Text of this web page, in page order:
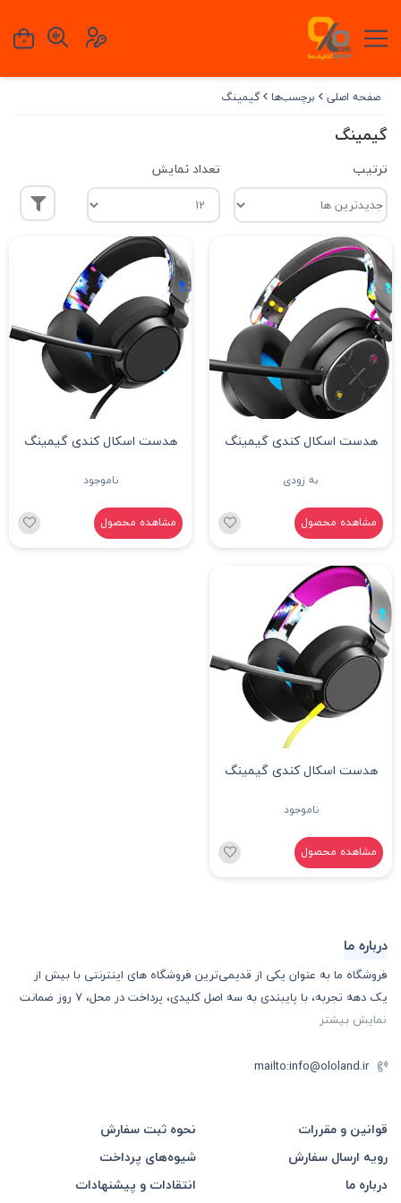
صفحه اصلی برچسب‌ها گیمینگ
گیمینگ
ترتیب تعداد نمایش
هدست اسکال کندی گیمینگ
به زودی
مشاهده محصول
هدست اسکال کندی گیمینگ
ناموجود
مشاهده محصول
هدست اسکال کندی گیمینگ
ناموجود
مشاهده محصول
درباره ما
فروشگاه ما به عنوان یکی از قدیمی‌ترین فروشگاه های اینترنتی با بیش از
یک دهه تجربه، با پایبندی به سه اصل کلیدی، پرداخت در محل، 7 روز ضمانت
نمایش بیشتر
mailto:info@ololand.ir
قوانین و مقررات
نحوه ثبت سفارش
رویه ارسال سفارش
شیوه‌های پرداخت
درباره ما
انتقادات و پیشنهادات
0